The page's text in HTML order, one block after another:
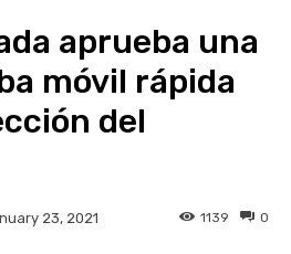
aprueba una
móvil rápida
del
23, 2021 0
1139